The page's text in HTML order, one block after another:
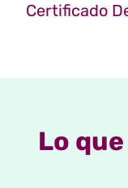
Certificado
Lo